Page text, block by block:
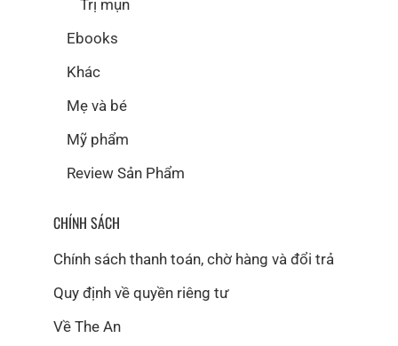
Trị mụn
Ebooks
Khác
Mẹ và bé
Mỹ phẩm
Review Sản Phẩm
CHÍNH SÁCH
Chính sách thanh toán, chờ hàng và đổi trả
Quy định về quyền riêng tư
Về The An